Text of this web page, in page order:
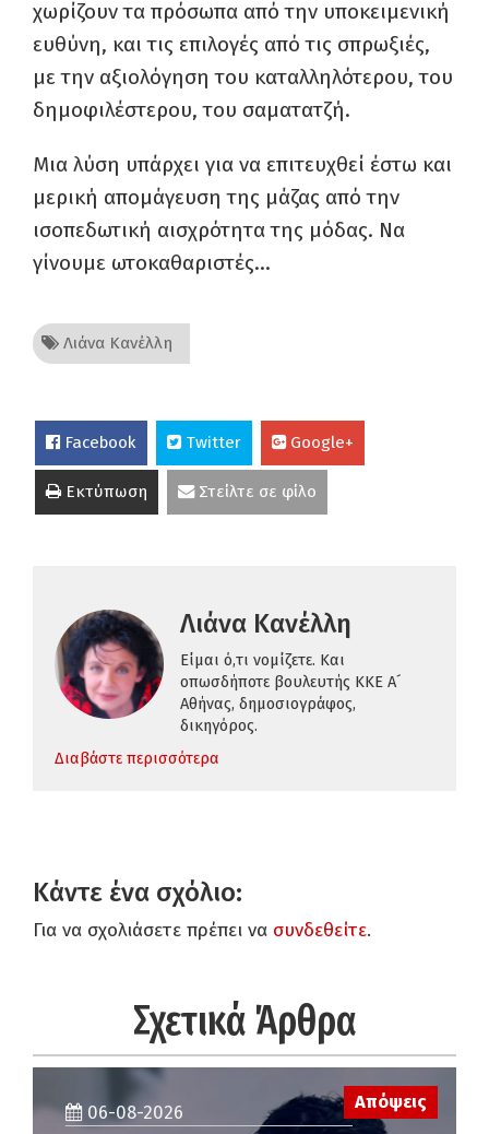
χωρίζουν τα πρόσωπα από την υποκειμενική
ευθύνη, και τις επιλογές από τις σπρωξιές,
με την αξιολόγηση του καταλληλότερου, του
δημοφιλέστερου, του σαματατζή.
Μια λύση υπάρχει για να επιτευχθεί έστω και
μερική απομάγευση της μάζας από την
ισοπεδωτική αισχρότητα της μόδας. Να
γίνουμε ωτοκαθαριστές…
Λιάνα Κανέλλη
Facebook Twitter Google+
Εκτύπωση Στείλτε σε φίλο
Λιάνα Κανέλλη
Είμαι ό,τι νομίζετε. Και
οπωσδήποτε βουλευτής ΚΚΕ Α´
Αθήνας, δημοσιογράφος,
δικηγόρος.
Διαβάστε περισσότερα
Κάντε ένα σχόλιο:
Για να σχολιάσετε πρέπει να συνδεθείτε.
Σχετικά Άρθρα
Απόψεις
06-08-2026